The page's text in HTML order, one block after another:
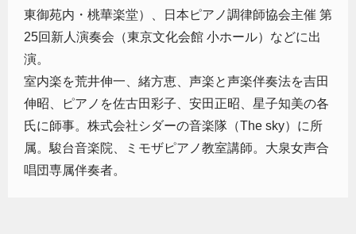
東御苑内・桃華楽堂）、日本ピアノ調律師協会主催 第
25回新人演奏会（東京文化会館 小ホール）などに出
演。
室内楽を荒井伸一、緒方恵、声楽と声楽伴奏法を吉田
伸昭、ピアノを佐古田彩子、安田正昭、星子知美の各
氏に師事。株式会社シダーの音楽隊（The sky）に所
属。駿台音楽院、ミモザピアノ教室講師。大泉女声合
唱団専属伴奏者。